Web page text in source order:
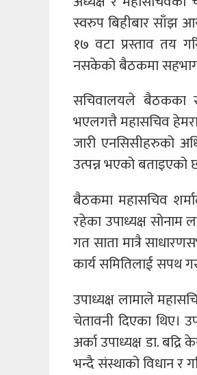
स्वरुप बिहीबार साँझ
१७ वटा प्रस्ताव तय
नसकेको बैठकमा
सचिवालयले बैठकका
भएलगत्तै महासचिव
जारी एनसिसीहरुको
उत्पन्न भएको बताइएको
बैठकमा महासचिव
रहेका उपाध्यक्ष सोनाम
गत साता मात्रै
कार्य समितिलाई सपथ
उपाध्यक्ष लामाले
चेतावनी दिएका थिए।
अर्का उपाध्यक्ष डा.
भन्दै संस्थाको विधान र